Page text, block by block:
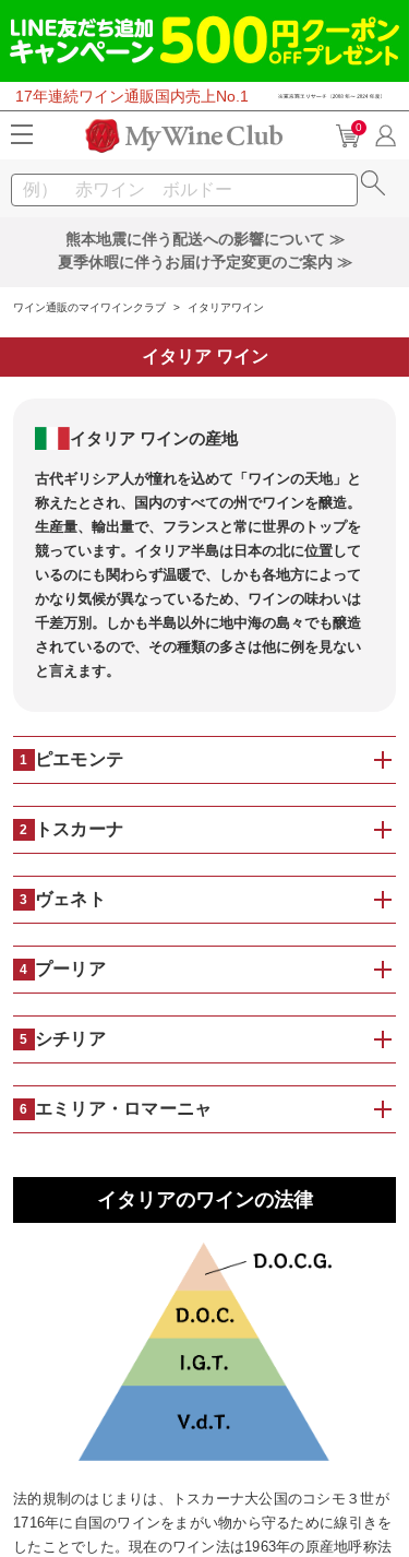
17年連続ワイン通販国内売上No.1
0
熊本地震に伴う配送への影響について ≫
夏季休暇に伴うお届け予定変更のご案内 ≫
ワイン通販のマイワインクラブ > イタリアワイン
イタリア ワイン
イタリア ワインの産地
古代ギリシア人が憧れを込めて「ワインの天地」と
称えたとされ、国内のすべての州でワインを醸造。
生産量、輸出量で、フランスと常に世界のトップを
競っています。イタリア半島は日本の北に位置して
いるのにも関わらず温暖で、しかも各地方によって
かなり気候が異なっているため、ワインの味わいは
千差万別。しかも半島以外に地中海の島々でも醸造
されているので、その種類の多さは他に例を見ない
と言えます。
1 ピエモンテ
2 トスカーナ
3 ヴェネト
4 プーリア
5 シチリア
6 エミリア・ロマーニャ
イタリアのワインの法律
法的規制のはじまりは、トスカーナ大公国のコシモ３世が
1716年に自国のワインをまがい物から守るために線引きを
したことでした。現在のワイン法は1963年の原産地呼称法